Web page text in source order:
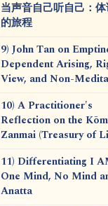
当声音自己听自己：
的旅程
9) John Tan on
Dependent Arising,
View, and Non-
10) A Practitioner's
Reflection on the
Zanmai (Treasury of
11) Differentiating I
One Mind, No Mind
Anatta